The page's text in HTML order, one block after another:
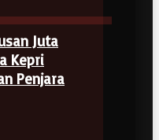
Juta
Kepri
Penjara